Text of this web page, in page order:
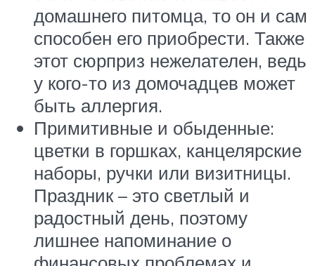
домашнего питомца, то он и сам
способен его приобрести. Также
этот сюрприз нежелателен, ведь
у кого-то из домочадцев может
быть аллергия.
Примитивные и обыденные:
цветки в горшках, канцелярские
наборы, ручки или визитницы.
Праздник – это светлый и
радостный день, поэтому
лишнее напоминание о